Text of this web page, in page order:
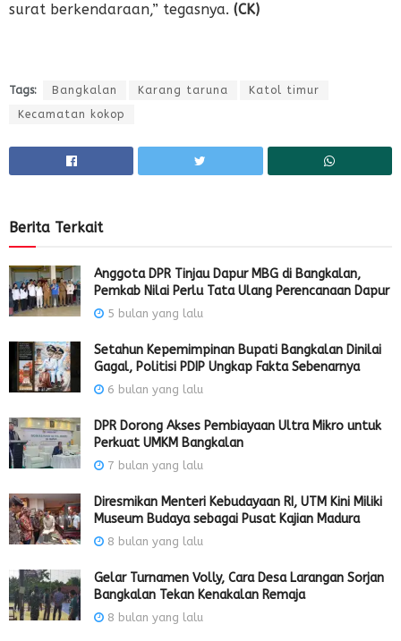
surat berkendaraan,” tegasnya. (CK)
Tags: Bangkalan Karang taruna
Katol timur
Kecamatan kokop
Berita Terkait
Anggota DPR Tinjau Dapur MBG di Bangkalan,
Pemkab Nilai Perlu Tata Ulang Perencanaan Dapur
5 bulan yang lalu
Setahun Kepemimpinan Bupati Bangkalan Dinilai
Gagal, Politisi PDIP Ungkap Fakta Sebenarnya
6 bulan yang lalu
DPR Dorong Akses Pembiayaan Ultra Mikro untuk
Perkuat UMKM Bangkalan
7 bulan yang lalu
Diresmikan Menteri Kebudayaan RI, UTM Kini Miliki
Museum Budaya sebagai Pusat Kajian Madura
8 bulan yang lalu
Gelar Turnamen Volly, Cara Desa Larangan Sorjan
Bangkalan Tekan Kenakalan Remaja
8 bulan yang lalu